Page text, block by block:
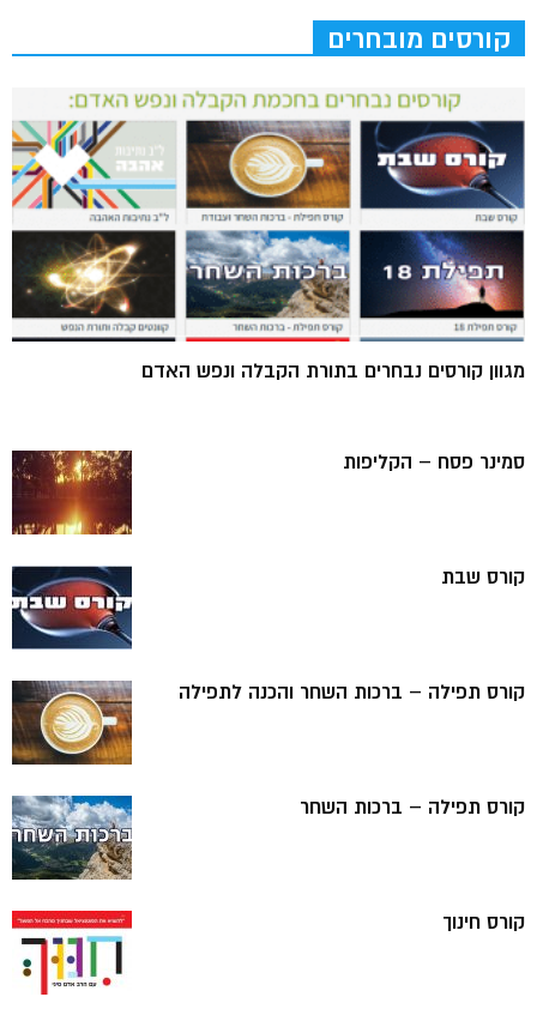
קורסים מובחרים
מגוון קורסים נבחרים בתורת הקבלה ונפש האדם
סמינר פסח – הקליפות
קורס שבת
קורס תפילה – ברכות השחר והכנה לתפילה
קורס תפילה – ברכות השחר
קורס חינוך